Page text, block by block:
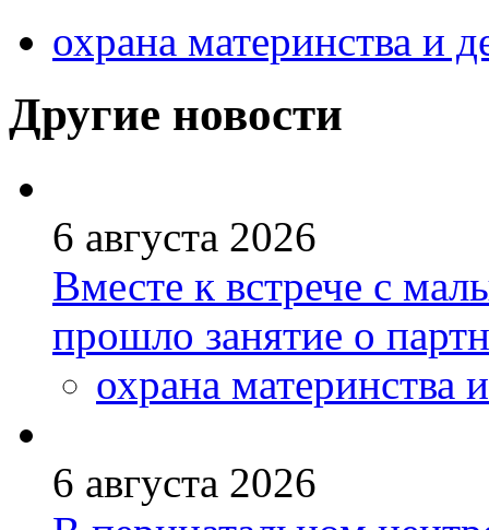
охрана материнства и
Другие новости
6 августа 2026
Вместе к встрече с
прошло занятие о
охрана материнства
6 августа 2026